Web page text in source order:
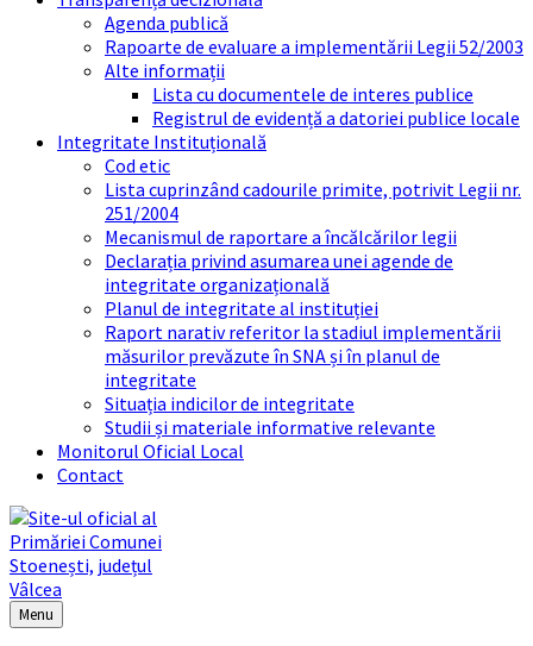
Agenda publică
Rapoarte de evaluare a implementării Legii 52/2003
Alte informații
Lista cu documentele de interes publice
Registrul de evidență a datoriei publice locale
Integritate Instituțională
Cod etic
Lista cuprinzând cadourile primite, potrivit Legii nr.
251/2004
Mecanismul de raportare a încălcărilor legii
Declarația privind asumarea unei agende de
integritate organizațională
Planul de integritate al instituției
Raport narativ referitor la stadiul implementării
măsurilor prevăzute în SNA și în planul de
integritate
Situația indicilor de integritate
Studii și materiale informative relevante
Monitorul Oficial Local
Contact
Menu